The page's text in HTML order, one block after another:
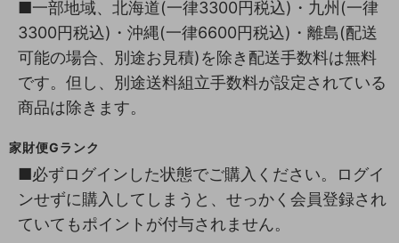
■一部地域、北海道(一律3300円税込)・九州(一律
3300円税込)・沖縄(一律6600円税込)・離島(配送
可能の場合、別途お見積)を除き配送手数料は無料
です。但し、別途送料組立手数料が設定されている
商品は除きます。
家財便Gランク
■必ずログインした状態でご購入ください。ログイ
ンせずに購入してしまうと、せっかく会員登録され
ていてもポイントが付与されません。